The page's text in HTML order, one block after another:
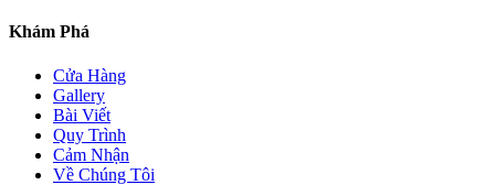
Khám Phá
Cửa Hàng
Gallery
Bài Viết
Quy Trình
Cảm Nhận
Về Chúng Tôi